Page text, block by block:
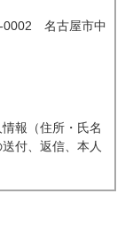
屋市中
4-38
報（住所・氏名
付、返信、本人